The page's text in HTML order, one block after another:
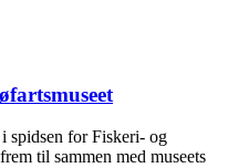
spidsen for Fiskeri- og
til sammen med museets